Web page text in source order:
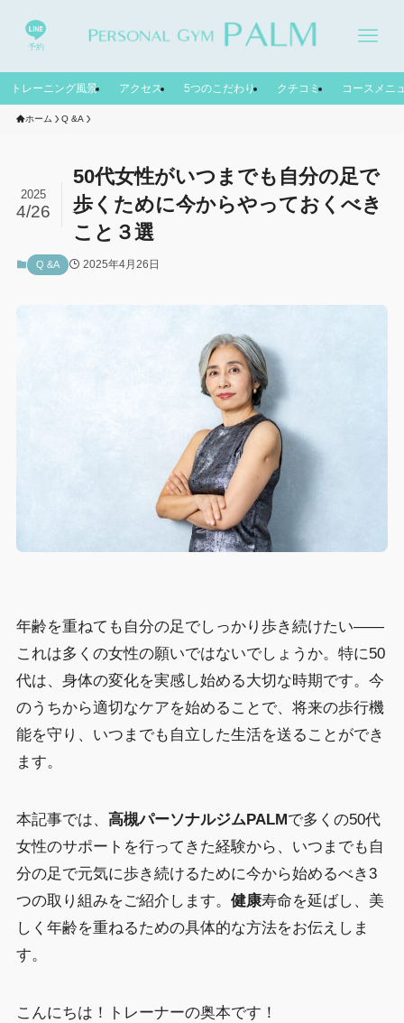
予約
トレーニング風景 アクセス 5つのこだわり クチコミ コースメニ
ホーム Q &A
50代女性がいつまでも自分の足で
歩くために今からやっておくべき
こと３選
2025
4/26
Q &A 2025年4月26日
年齢を重ねても自分の足でしっかり歩き続けたい——
これは多くの女性の願いではないでしょうか。特に50
代は、身体の変化を実感し始める大切な時期です。今
のうちから適切なケアを始めることで、将来の歩行機
能を守り、いつまでも自立した生活を送ることができ
ます。
本記事では、 高槻パーソナルジムPALM で多くの50代
女性のサポートを行ってきた経験から、いつまでも自
分の足で元気に歩き続けるために今から始めるべき3
つの取り組みをご紹介します。 健康寿命を延ばし、美
しく年齢を重ねるための具体的な方法をお伝えしま
す。
こんにちは！トレーナーの奥本です！